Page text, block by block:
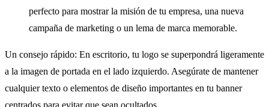
perfecto para mostrar la misión de tu empresa, una nueva
campaña de marketing o un lema de marca memorable.
Un consejo rápido: En escritorio, tu logo se superpondrá ligeramente
a la imagen de portada en el lado izquierdo. Asegúrate de mantener
cualquier texto o elementos de diseño importantes en tu banner
centrados para evitar que sean ocultados.